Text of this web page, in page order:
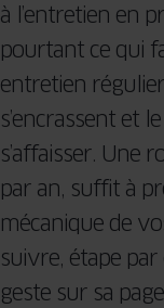
à l’entretien en
pourtant ce qui
entretien
s’encrassent et
s’affaisser. Une
par an, suffit à
mécanique de
suivre, étape par
geste sur sa